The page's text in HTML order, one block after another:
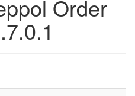
Order